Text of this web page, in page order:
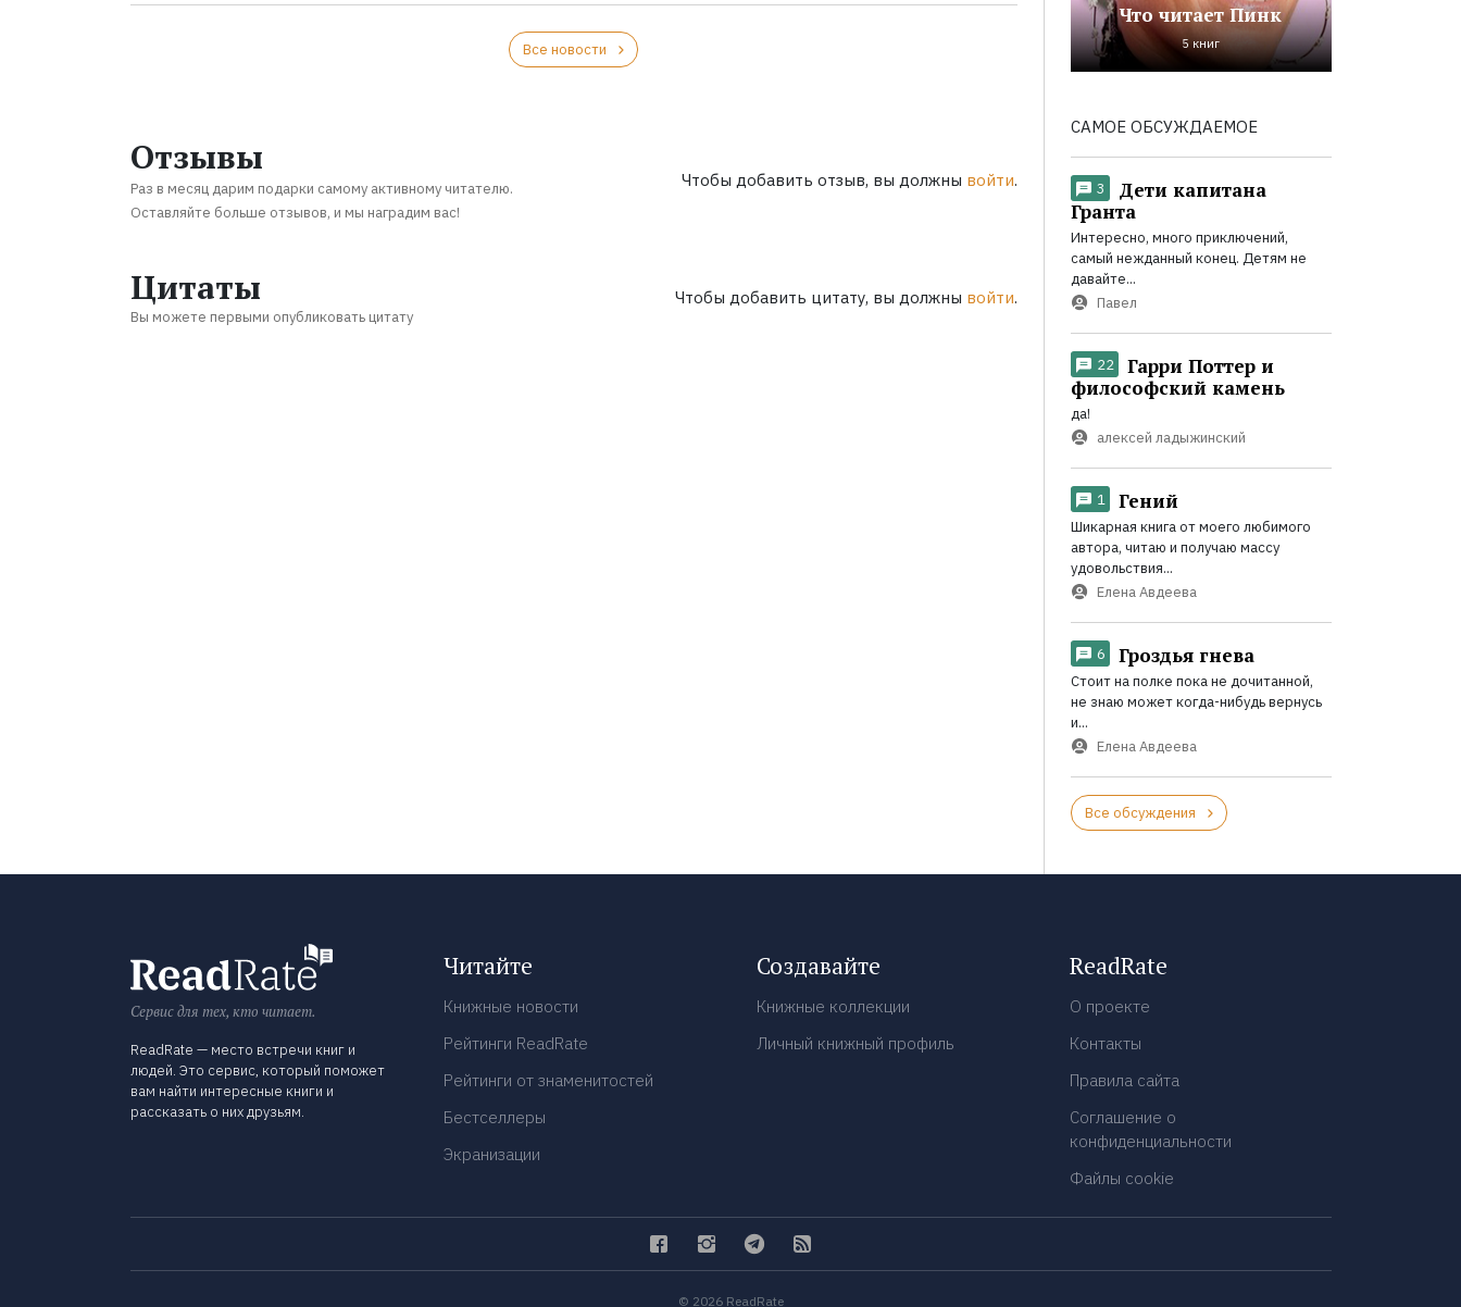
Все новости
Отзывы
Раз в месяц дарим подарки самому активному читателю.
Оставляйте больше отзывов, и мы наградим вас!
Чтобы добавить отзыв, вы должны войти.
Цитаты
Вы можете первыми опубликовать цитату
Чтобы добавить цитату, вы должны войти.
Что читает Пинк
5 книг
САМОЕ ОБСУЖДАЕМОЕ
3
Дети капитана
Гранта
Интересно, много приключений,
самый нежданный конец. Детям не
давайте...
Павел
22
Гарри Поттер и
философский камень
да!
алексей ладыжинский
1 Гений
Шикарная книга от моего любимого
автора, читаю и получаю массу
удовольствия...
Елена Авдеева
6 Гроздья гнева
Стоит на полке пока не дочитанной,
не знаю может когда-нибудь вернусь
и...
Елена Авдеева
Все обсуждения
Сервис для тех, кто читает.
ReadRate — место встречи книг и
людей. Это сервис, который поможет
вам найти интересные книги и
рассказать о них друзьям.
Читайте
Книжные новости
Рейтинги ReadRate
Рейтинги от знаменитостей
Бестселлеры
Экранизации
Создавайте
Книжные коллекции
Личный книжный профиль
ReadRate
О проекте
Контакты
Правила сайта
Соглашение о
конфиденциальности
Файлы cookie
© 2026 ReadRate